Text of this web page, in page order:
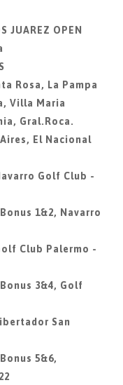
JUAREZ OPEN
Rosa, La Pampa
Villa Maria
Gral.Roca.
El Nacional
Golf Club -
1&2, Navarro
Club Palermo -
3&4, Golf
San
5&6,